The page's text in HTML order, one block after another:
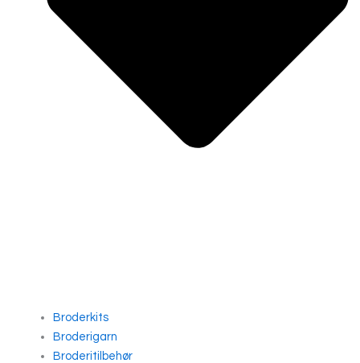
Broderkits
Broderigarn
Broderitilbehør